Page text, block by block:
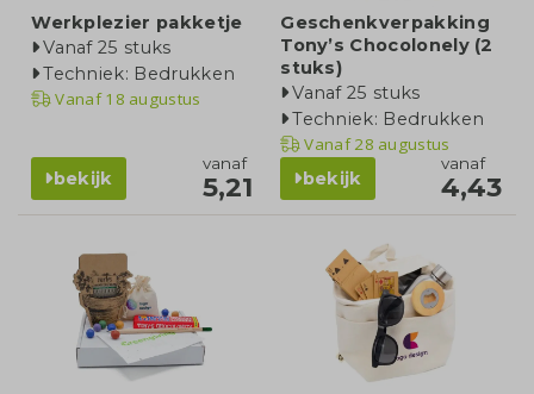
Werkplezier pakketje
Vanaf 25 stuks
Techniek: Bedrukken
Vanaf18 augustus
bekijk
vanaf
5,21
Geschenkverpakking
Tony’s Chocolonely (2
stuks)
Vanaf 25 stuks
Techniek: Bedrukken
Vanaf28 augustus
bekijk
vanaf
4,43